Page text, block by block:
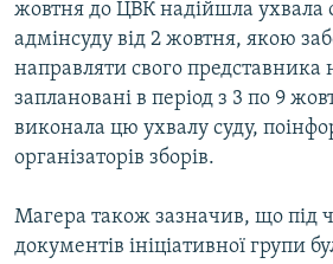
жовтня до ЦВК надійшла ухвала
адмінсуду від 2 жовтня, якою
направляти свого представника
заплановані в період з 3 по 9
виконала цю ухвалу суду,
організаторів зборів.
Магера також зазначив, що під
документів ініціативної групи